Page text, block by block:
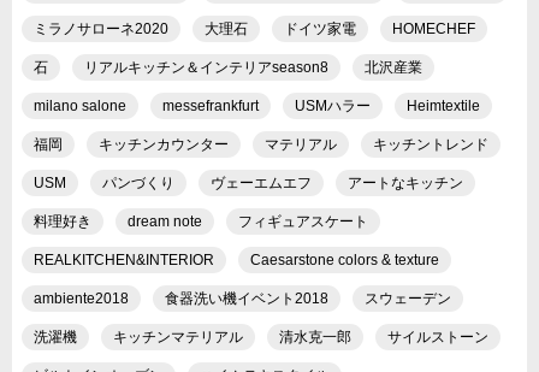
ミラノサローネ2020 大理石 ドイツ家電 HOMECHEF
石 リアルキッチン＆インテリアseason8 北沢産業
milano salone messefrankfurt USMハラー Heimtextile
福岡 キッチンカウンター マテリアル キッチントレンド
USM パンづくり ヴェーエムエフ アートなキッチン
料理好き dream note フィギュアスケート
REALKITCHEN&INTERIOR Caesarstone colors & texture
ambiente2018 食器洗い機イベント2018 スウェーデン
洗濯機 キッチンマテリアル 清水克一郎 サイルストーン